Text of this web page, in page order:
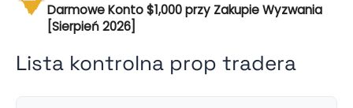
Darmowe Konto $1,000 przy Zakupie Wyzwania
[Sierpień 2026]
Lista kontrolna prop tradera